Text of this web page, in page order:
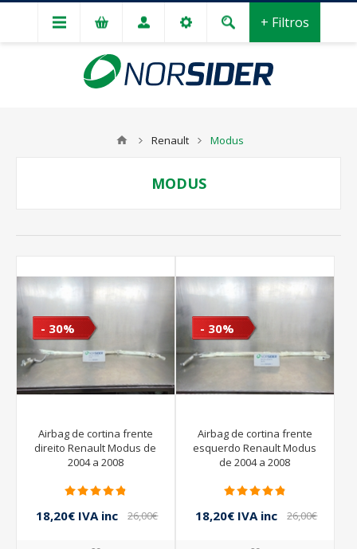
+ Filtros
Renault Modus
MODUS
- 30%
Airbag de cortina frente
direito Renault Modus de
2004 a 2008
18,20€ IVA inc
26,00€
- 30%
Airbag de cortina frente
esquerdo Renault Modus
de 2004 a 2008
18,20€ IVA inc
26,00€